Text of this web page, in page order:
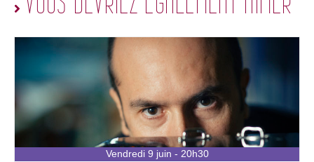
Vendredi 9 juin - 20h30